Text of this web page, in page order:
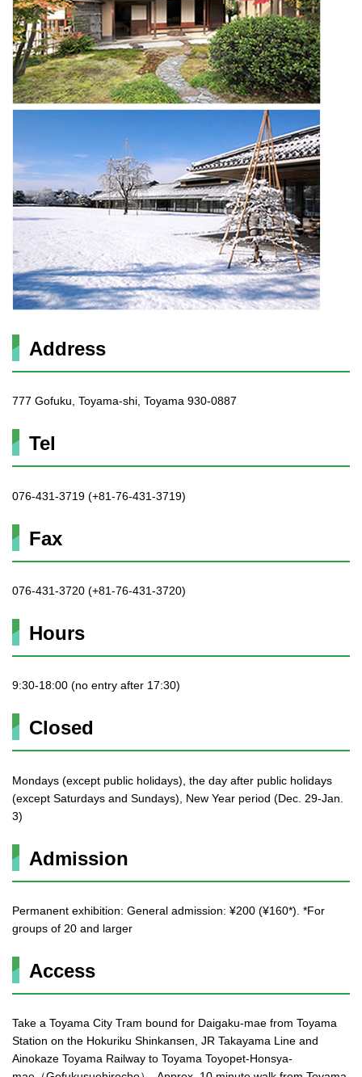
Address
777 Gofuku, Toyama-shi, Toyama 930-0887
Tel
076-431-3719 (+81-76-431-3719)
Fax
076-431-3720 (+81-76-431-3720)
Hours
9:30-18:00 (no entry after 17:30)
Closed
Mondays (except public holidays), the day after public holidays
(except Saturdays and Sundays), New Year period (Dec. 29-Jan.
3)
Admission
Permanent exhibition: General admission: ¥200 (¥160*). *For
groups of 20 and larger
Access
Take a Toyama City Tram bound for Daigaku-mae from Toyama
Station on the Hokuriku Shinkansen, JR Takayama Line and
Ainokaze Toyama Railway to Toyama Toyopet-Honsya-